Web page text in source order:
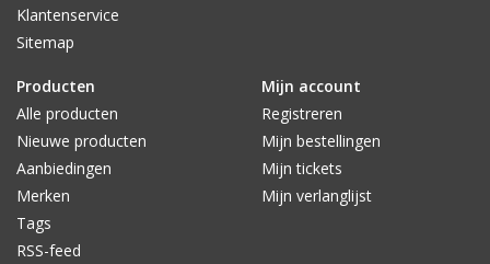
Klantenservice
Sitemap
Producten
Alle producten
Nieuwe producten
Aanbiedingen
Merken
Tags
RSS-feed
Mijn account
Registreren
Mijn bestellingen
Mijn tickets
Mijn verlanglijst